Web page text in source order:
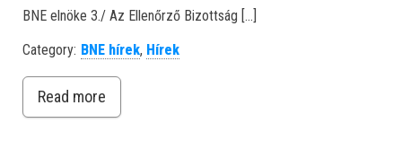
BNE elnöke 3./ Az Ellenőrző Bizottság […]
Category: BNE hírek, Hírek
Read more